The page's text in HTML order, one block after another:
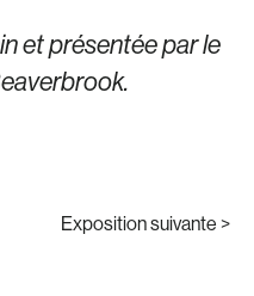
et présentée par le
Exposition suivante >